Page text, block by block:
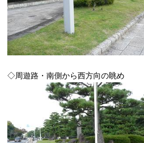
◇周遊路・南側から西方向の眺め